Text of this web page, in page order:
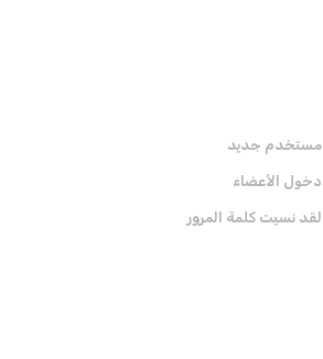
مستخدم جديد
دخول الأعضاء
لقد نسيت كلمة المرور